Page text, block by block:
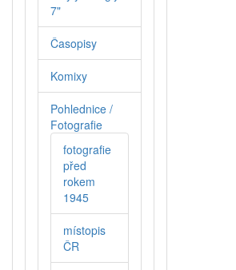
7"
Časopisy
Komixy
Pohlednice /
Fotografie
fotografie
před
rokem
1945
místopis
ČR